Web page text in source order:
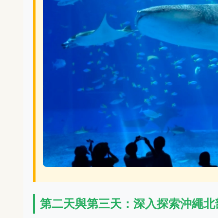
第二天與第三天：深入探索沖繩北